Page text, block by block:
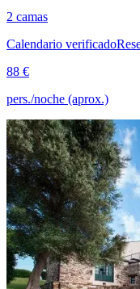
2 camas
Calendario verificado
88 €
pers./noche (aprox.)